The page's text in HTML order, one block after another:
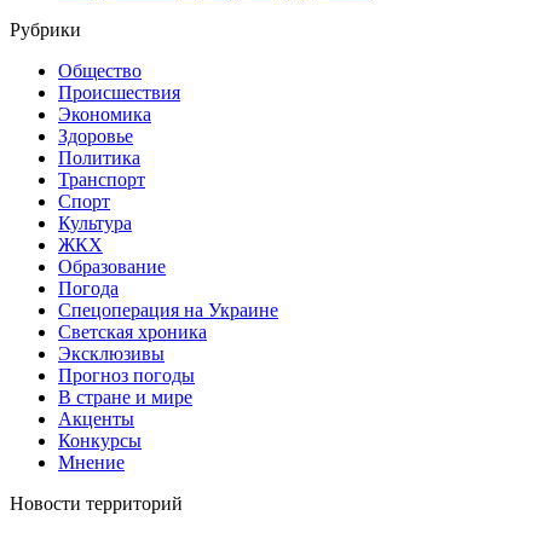
Рубрики
Общество
Происшествия
Экономика
Здоровье
Политика
Транспорт
Спорт
Культура
ЖКХ
Образование
Погода
Спецоперация на Украине
Светская хроника
Эксклюзивы
Прогноз погоды
В стране и мире
Акценты
Конкурсы
Мнение
Новости территорий